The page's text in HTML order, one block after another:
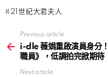
21世紀大君夫人
more
Previous article
i-dle 薇娟重啟演員身分
職員》，低調拍完掀期待
Next article